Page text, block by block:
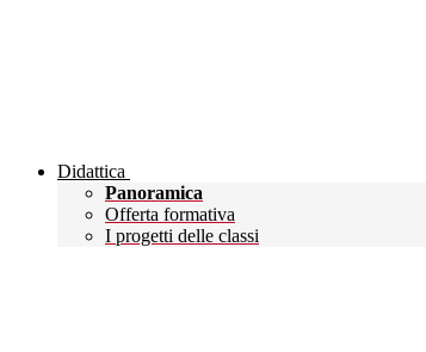
Didattica
Panoramica
Offerta formativa
I progetti delle classi